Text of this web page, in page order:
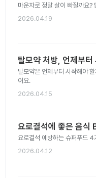
마운자로 정말 살이 빠질까요?
2026.04.19
탈모약 처방, 언제부터
탈모약은 언제부터 시작해야
어요.
2026.04.15
요로결석에 좋은 음식
요로결석 예방하는 슈퍼푸드 4
2026.04.12